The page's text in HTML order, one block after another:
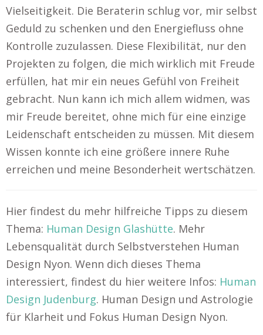
Vielseitigkeit. Die Beraterin schlug vor, mir selbst
Geduld zu schenken und den Energiefluss ohne
Kontrolle zuzulassen. Diese Flexibilität, nur den
Projekten zu folgen, die mich wirklich mit Freude
erfüllen, hat mir ein neues Gefühl von Freiheit
gebracht. Nun kann ich mich allem widmen, was
mir Freude bereitet, ohne mich für eine einzige
Leidenschaft entscheiden zu müssen. Mit diesem
Wissen konnte ich eine größere innere Ruhe
erreichen und meine Besonderheit wertschätzen.
Hier findest du mehr hilfreiche Tipps zu diesem
Thema: Human Design Glashütte. Mehr
Lebensqualität durch Selbstverstehen Human
Design Nyon. Wenn dich dieses Thema
interessiert, findest du hier weitere Infos: Human
Design Judenburg. Human Design und Astrologie
für Klarheit und Fokus Human Design Nyon.